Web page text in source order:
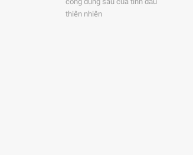
thiên nhiên